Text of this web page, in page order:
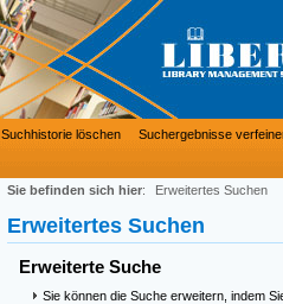
Suchhistorie löschen Suchergebnisse
Sie befinden sich hier: Erweitertes Suchen
Erweitertes Suchen
Erweiterte Suche
Sie können die Suche erweitern, indem